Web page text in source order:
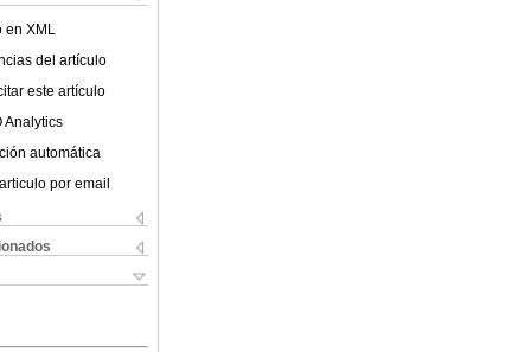
en XML
del artículo
este artículo
Analytics
automática
por email